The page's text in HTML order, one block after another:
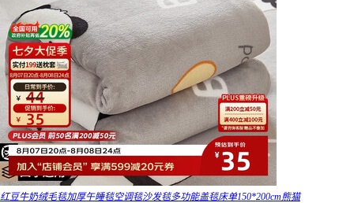
红豆牛奶绒毛毯加厚午睡毯空调毯沙发毯多功能盖毯床单150*200cm熊猫